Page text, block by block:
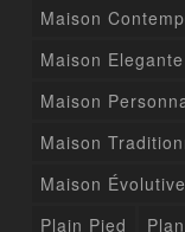
Maison
Maison Elegante
Maison
Maison
Maison Évolutive
Plain Pied